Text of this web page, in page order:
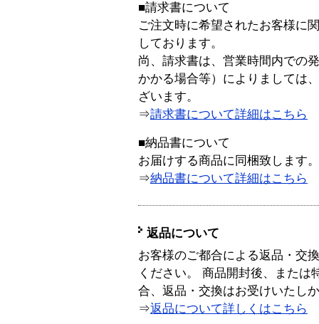
■請求書について
ご注文時に希望されたお客様に
しております。
尚、請求書は、営業時間内での
かかる場合等）によりましては
ざいます。
⇒請求書について詳細はこちら
■納品書について
お届けする商品に同梱致します。
⇒納品書について詳細はこちら
返品について
お客様のご都合による返品・交
ください。 商品開封後、または
合、返品・交換はお受けいたし
⇒返品について詳しくはこちら